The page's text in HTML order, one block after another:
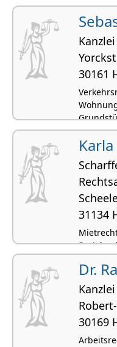
30161
31134
Dr.
30169